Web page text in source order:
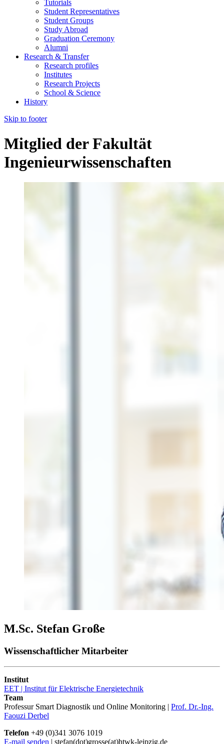
Tutorials
Student Representatives
Student Groups
Study Abroad
Graduation Ceremony
Alumni
Research & Transfer
Research profiles
Institutes
Research Projects
School & Science
History
Skip to footer
Mitglied der Fakultät
Ingenieurwissenschaften
M.Sc. Stefan Große
Wissenschaftlicher Mitarbeiter
Institut
EET | Institut für Elektrische Energietechnik
Team
Professur Smart Diagnostik und Online Monitoring | Prof. Dr.-Ing.
Faouzi Derbel
Telefon +49 (0)341 3076 1019
E-mail senden | stefan(dot)grosse(at)htwk-leipzig.de